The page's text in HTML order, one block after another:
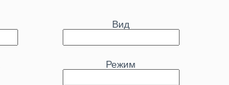
Вид
Режим